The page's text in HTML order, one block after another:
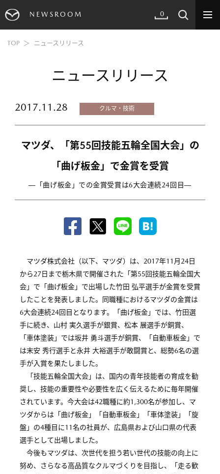
NEWSROOM 0
TOP ニュースリリース
ニュースリリース
2017.11.28 クルマ・技術
マツダ、「第55回技能五輪全国大会」の
「曲げ板金」で金賞を受賞
―「曲げ板金」での金賞受賞は6大会連続24回目―
マツダ株式会社（以下、マツダ）は、2017年11月24日
から27日まで栃木県で開催された「第55回技能五輪全国大
会」で「曲げ板金」で出場した竹田 弘平選手が金賞を受賞
したことを発表しました。同職種におけるマツダの金賞は
6大会連続24回目となります。「曲げ板金」では、竹田選
手に続き、山村 実久選手が銀賞、松本 展選手が銅賞、
「車体塗装」では坂井 勇斗選手が銅賞、「自動車板金」で
は末安 秀行選手と永井 大裕選手が敢闘賞と、総勢6名の選
手が入賞を果たしました。
「技能五輪全国大会」は、国内の青年技能者の育成を勧
奨し、技能の重要性や必要性を広く伝えるために毎年開催
されています。今大会は42職種に約1,300名が参加し、マ
ツダからは「曲げ板金」「自動車板金」「車体塗装」「旋
盤」の4種目に11名の社員が、広島県および山口県の代表
選手として出場しました。
今後もマツダは、次世代を担う若い世代の技能の向上に
努め、さらなる高品質なクルマづくりを目指し、「走る歓